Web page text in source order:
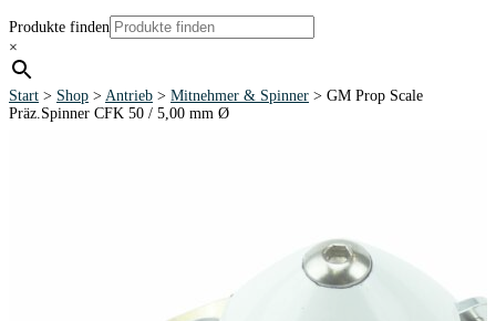
Produkte finden
×
Start > Shop > Antrieb > Mitnehmer & Spinner > GM Prop Scale
Präz.Spinner CFK 50 / 5,00 mm Ø